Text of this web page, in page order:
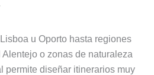
u Oporto hasta regiones
o zonas de naturaleza
permite diseñar itinerarios muy